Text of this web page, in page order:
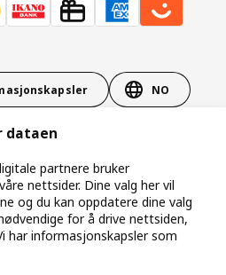
NO
for personvern
Retningslinjer for ansvarlig avsløring
dataen
partnere bruker
nettsider. Dine valg her vil
og du kan oppdatere dine valg
for å drive nettsiden,
har informasjonskapsler som